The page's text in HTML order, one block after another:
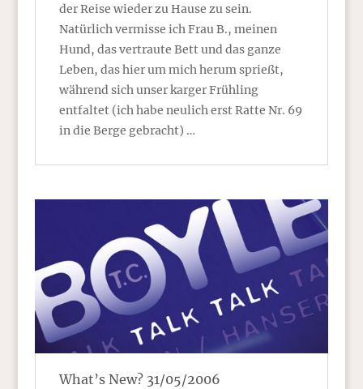
der Reise wieder zu Hause zu sein.
Natürlich vermisse ich Frau B., meinen
Hund, das vertraute Bett und das ganze
Leben, das hier um mich herum sprießt,
während sich unser karger Frühling
entfaltet (ich habe neulich erst Ratte Nr. 69
in die Berge gebracht) …
What’s New? 31/05/2006